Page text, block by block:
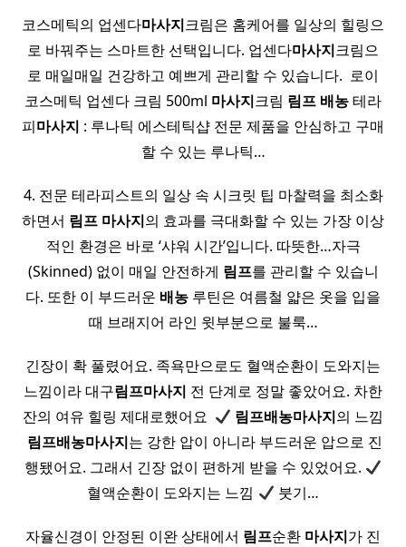
코스메틱의 업센다마사지크림은 홈케어를 일상의 힐링으
로 바꿔주는 스마트한 선택입니다. 업센다마사지크림으
로 매일매일 건강하고 예쁘게 관리할 수 있습니다. ​ 로이
코스메틱 업센다 크림 500ml 마사지크림 림프 배농테라
피마사지 : 루나틱 에스테틱샵 전문 제품을 안심하고 구매
할 수 있는 루나틱…
4. 전문 테라피스트의 일상 속 시크릿 팁 마찰력을 최소화
하면서 림프 마사지의 효과를 극대화할 수 있는 가장 이상
적인 환경은 바로 ‘샤워 시간’입니다. 따뜻한…자극
(Skinned) 없이 매일 안전하게 림프를 관리할 수 있습니
다. 또한 이 부드러운 배농 루틴은 여름철 얇은 옷을 입을
때 브래지어 라인 윗부분으로 불룩…
긴장이 확 풀렸어요. 족욕만으로도 혈액순환이 도와지는
느낌이라 대구림프마사지 전 단계로 정말 좋았어요. 차한
잔의 여유 힐링 제대로했어요 ​
림프배농마사지의 느낌
림프배농마사지는 강한 압이 아니라 부드러운 압으로 진
행됐어요. 그래서 긴장 없이 편하게 받을 수 있었어요.
혈액순환이 도와지는 느낌
붓기…
자율신경이 안정된 이완 상태에서 림프순환 마사지가 진